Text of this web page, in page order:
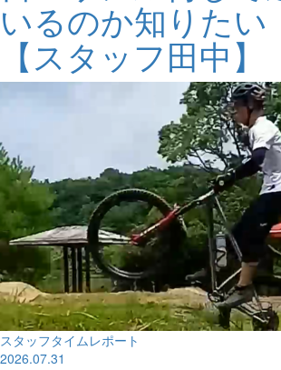
いるのか知りたい
【スタッフ田中】
スタッフタイムレポート
2026.07.31